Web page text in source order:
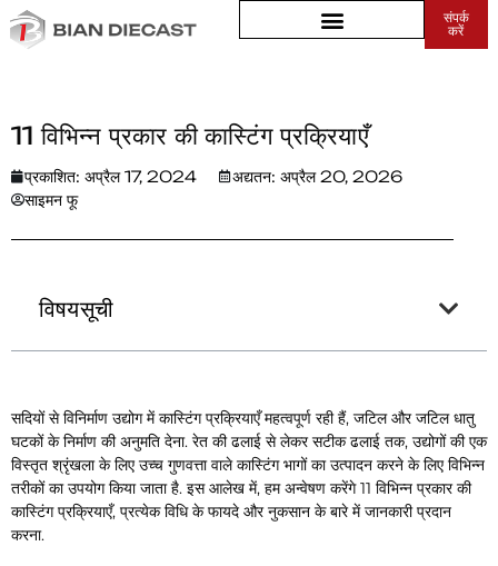
संपर्क
करें
घर > 11 विभिन्न प्रकार की कास्टिंग प्रक्रियाएँ
11 विभिन्न प्रकार की कास्टिंग प्रक्रियाएँ
प्रकाशित: अप्रैल 17, 2024
अद्यतन: अप्रैल 20, 2026
साइमन फू
विषयसूची
सदियों से विनिर्माण उद्योग में कास्टिंग प्रक्रियाएँ महत्वपूर्ण रही हैं, जटिल और जटिल धातु
घटकों के निर्माण की अनुमति देना. रेत की ढलाई से लेकर सटीक ढलाई तक, उद्योगों की एक
विस्तृत श्रृंखला के लिए उच्च गुणवत्ता वाले कास्टिंग भागों का उत्पादन करने के लिए विभिन्न
तरीकों का उपयोग किया जाता है. इस आलेख में, हम अन्वेषण करेंगे 11 विभिन्न प्रकार की
कास्टिंग प्रक्रियाएँ, प्रत्येक विधि के फायदे और नुकसान के बारे में जानकारी प्रदान
करना.